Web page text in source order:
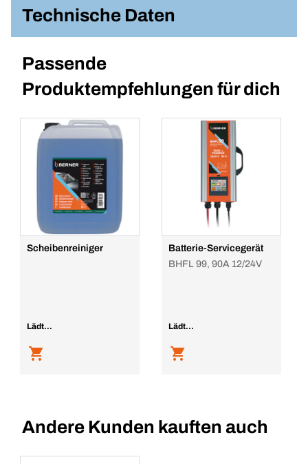
Technische Daten
Passende
Produktempfehlungen für dich
Scheibenreiniger
Lädt...
Batterie-Servicegerät
BHFL 99, 90A 12/24V
Lädt...
Andere Kunden kauften auch